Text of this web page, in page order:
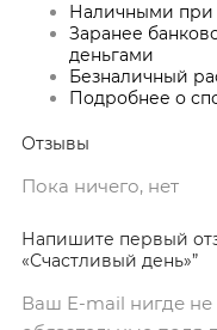
Наличными при
Заранее
деньгами
Безналичный
Подробнее о
Отзывы
Пока ничего, нет
Напишите первый
«Счастливый день»”
Ваш E-mail нигде не